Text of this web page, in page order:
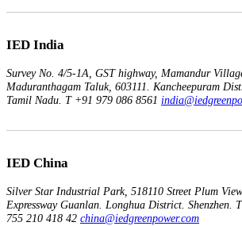
IED India
Survey No. 4/5-1A, GST highway, Mamandur
Maduranthagam Taluk, 603111. Kancheepuram
Tamil Nadu. T +91 979 086 8561
IED China
Silver Star Industrial Park, 518110 Street Plum View
Expressway Guanlan. Longhua District. Shenzhen.
755 210 418 42 china@iedgreenpower.com